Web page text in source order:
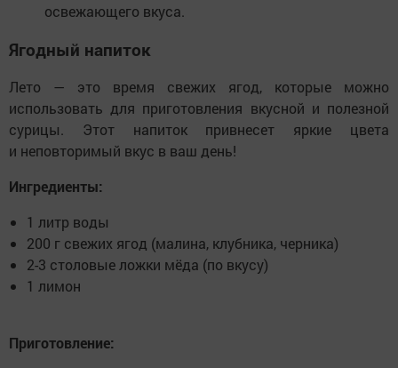
освежающего вкуса.
Ягодный напиток
Лето — это время свежих ягод, которые можно
использовать для приготовления вкусной и полезной
сурицы. Этот напиток привнесет яркие цвета
и неповторимый вкус в ваш день!
Ингредиенты:
1 литр воды
200 г свежих ягод (малина, клубника, черника)
2-3 столовые ложки мёда (по вкусу)
1 лимон
Приготовление: